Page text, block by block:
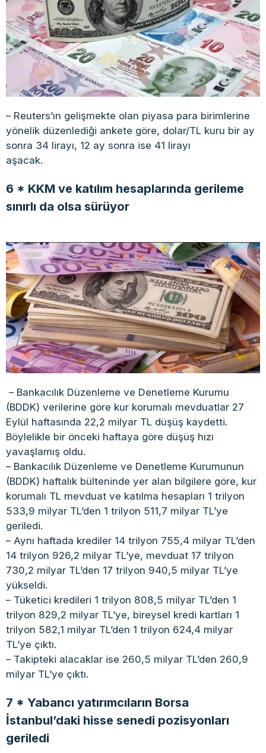
– Reuters’ın gelişmekte olan piyasa para birimlerine
yönelik düzenlediği ankete göre, dolar/TL kuru bir ay
sonra 34 lirayı, 12 ay sonra ise 41 lirayı
aşacak.
6 * KKM ve katılım hesaplarında gerileme
sınırlı da olsa sürüyor
– Bankacılık Düzenleme ve Denetleme Kurumu
(BDDK) verilerine göre kur korumalı mevduatlar 27
Eylül haftasında 22,2 milyar TL düşüş kaydetti.
Böylelikle bir önceki haftaya göre düşüş hızı
yavaşlamış oldu.
– Bankacılık Düzenleme ve Denetleme Kurumunun
(BDDK) haftalık bülteninde yer alan bilgilere göre, kur
korumalı TL mevduat ve katılma hesapları 1 trilyon
533,9 milyar TL’den 1 trilyon 511,7 milyar TL’ye
geriledi.
– Aynı haftada krediler 14 trilyon 755,4 milyar TL’den
14 trilyon 926,2 milyar TL’ye, mevduat 17 trilyon
730,2 milyar TL’den 17 trilyon 940,5 milyar TL’ye
yükseldi.
– Tüketici kredileri 1 trilyon 808,5 milyar TL’den 1
trilyon 829,2 milyar TL’ye, bireysel kredi kartları 1
trilyon 582,1 milyar TL’den 1 trilyon 624,4 milyar
TL’ye çıktı.
– Takipteki alacaklar ise 260,5 milyar TL’den 260,9
milyar TL’ye çıktı.
7 * Yabancı yatırımcıların Borsa
İstanbul’daki hisse senedi pozisyonları
geriledi